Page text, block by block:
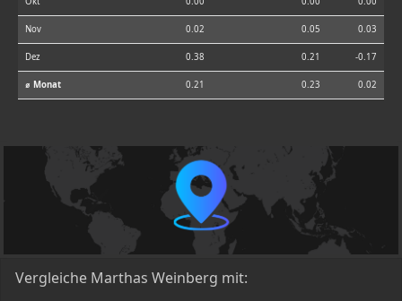
Nov 0.02 0.05 0.03
Dez 0.38 0.21 -0.17
⌀ Monat 0.21 0.23 0.02
Vergleiche Marthas Weinberg mit: